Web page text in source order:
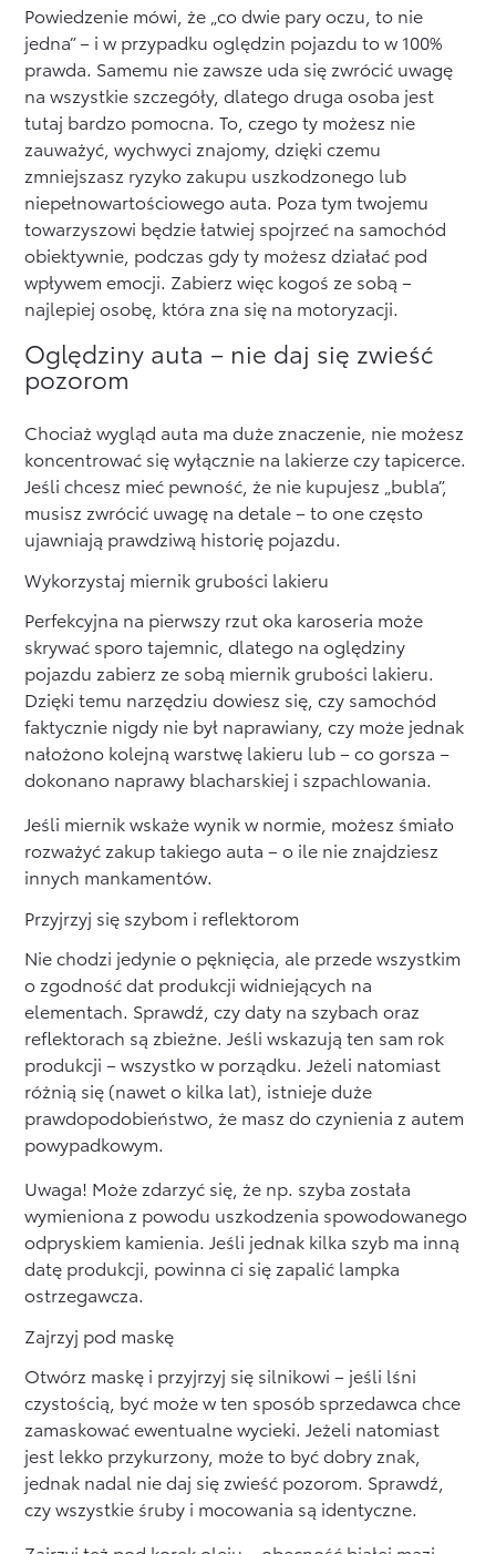
Powiedzenie mówi, że „co dwie pary oczu, to nie
jedna” – i w przypadku oględzin pojazdu to w 100%
prawda. Samemu nie zawsze uda się zwrócić uwagę
na wszystkie szczegóły, dlatego druga osoba jest
tutaj bardzo pomocna. To, czego ty możesz nie
zauważyć, wychwyci znajomy, dzięki czemu
zmniejszasz ryzyko zakupu uszkodzonego lub
niepełnowartościowego auta. Poza tym twojemu
towarzyszowi będzie łatwiej spojrzeć na samochód
obiektywnie, podczas gdy ty możesz działać pod
wpływem emocji. Zabierz więc kogoś ze sobą –
najlepiej osobę, która zna się na motoryzacji.
Oględziny auta – nie daj się zwieść
pozorom
Chociaż wygląd auta ma duże znaczenie, nie możesz
koncentrować się wyłącznie na lakierze czy tapicerce.
Jeśli chcesz mieć pewność, że nie kupujesz „bubla”,
musisz zwrócić uwagę na detale – to one często
ujawniają prawdziwą historię pojazdu.
Wykorzystaj miernik grubości lakieru
Perfekcyjna na pierwszy rzut oka karoseria może
skrywać sporo tajemnic, dlatego na oględziny
pojazdu zabierz ze sobą miernik grubości lakieru.
Dzięki temu narzędziu dowiesz się, czy samochód
faktycznie nigdy nie był naprawiany, czy może jednak
nałożono kolejną warstwę lakieru lub – co gorsza –
dokonano naprawy blacharskiej i szpachlowania.
Jeśli miernik wskaże wynik w normie, możesz śmiało
rozważyć zakup takiego auta – o ile nie znajdziesz
innych mankamentów.
Przyjrzyj się szybom i reflektorom
Nie chodzi jedynie o pęknięcia, ale przede wszystkim
o zgodność dat produkcji widniejących na
elementach. Sprawdź, czy daty na szybach oraz
reflektorach są zbieżne. Jeśli wskazują ten sam rok
produkcji – wszystko w porządku. Jeżeli natomiast
różnią się (nawet o kilka lat), istnieje duże
prawdopodobieństwo, że masz do czynienia z autem
powypadkowym.
Uwaga! Może zdarzyć się, że np. szyba została
wymieniona z powodu uszkodzenia spowodowanego
odpryskiem kamienia. Jeśli jednak kilka szyb ma inną
datę produkcji, powinna ci się zapalić lampka
ostrzegawcza.
Zajrzyj pod maskę
Otwórz maskę i przyjrzyj się silnikowi – jeśli lśni
czystością, być może w ten sposób sprzedawca chce
zamaskować ewentualne wycieki. Jeżeli natomiast
jest lekko przykurzony, może to być dobry znak,
jednak nadal nie daj się zwieść pozorom. Sprawdź,
czy wszystkie śruby i mocowania są identyczne.